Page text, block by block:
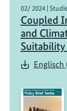
02/ 2024 | Studie
Coupled
and
Englisch